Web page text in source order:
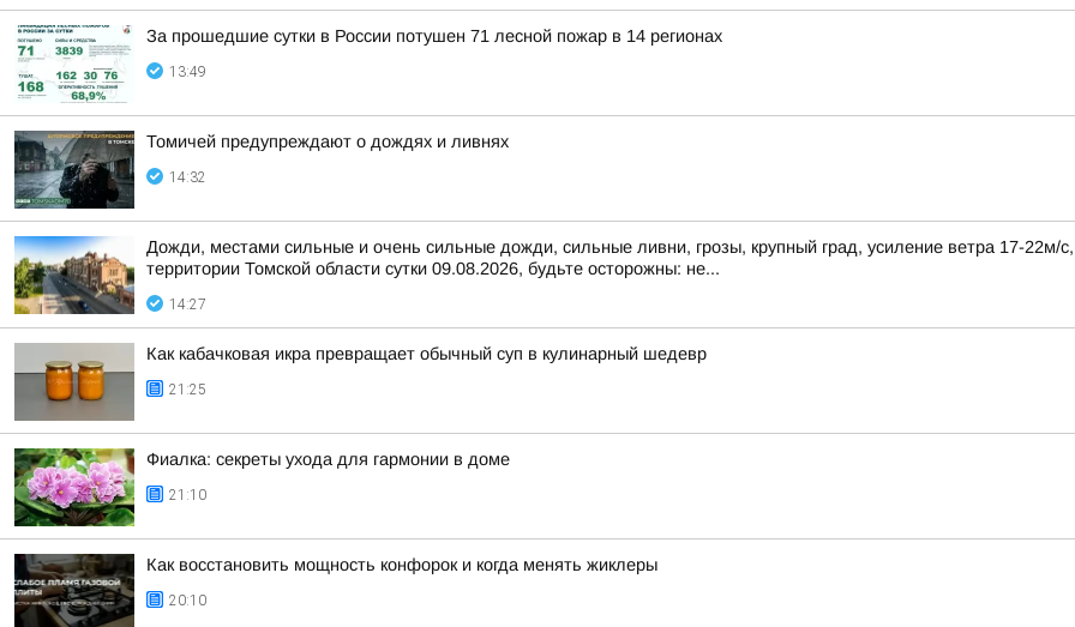
За прошедшие сутки в России потушен 71 лесной пожар в 14 регионах
13:49
Томичей предупреждают о дождях и ливнях
14:32
Дожди, местами сильные и очень сильные дожди, сильные ливни, грозы, крупный град, усиление ветра 17-
территории Томской области сутки 09.08.2026, будьте осторожны: не...
14:27
Как кабачковая икра превращает обычный суп в кулинарный шедевр
21:25
Фиалка: секреты ухода для гармонии в доме
21:10
Как восстановить мощность конфорок и когда менять жиклеры
20:10